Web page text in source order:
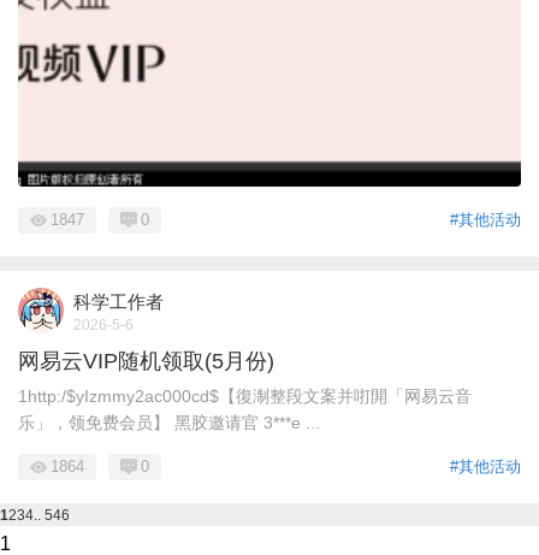
#其他活动
1847 0
科学工作者
2026-5-6
网易云VIP随机领取(5月份)
1http:/$yIzmmy2ac000cd$【復淛整段文案并咑閞「网易云音
乐」，领免费会员】 黑胶邀请官 3***e ...
#其他活动
1864 0
1234.. 546